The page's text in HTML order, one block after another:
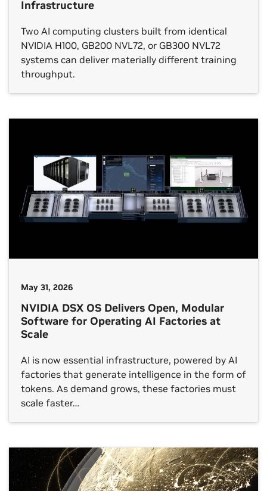
Infrastructure
Two AI computing clusters built from identical
NVIDIA H100, GB200 NVL72, or GB300 NVL72
systems can deliver materially different training
throughput.
May 31, 2026
NVIDIA DSX OS Delivers Open, Modular
Software for Operating AI Factories at
Scale
AI is now essential infrastructure, powered by AI
factories that generate intelligence in the form of
tokens. As demand grows, these factories must
scale faster…